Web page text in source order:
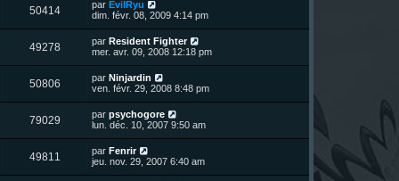
a
g
e
s
m
e
s
s
a
g
e
s
i
e
r
m
e
s
s
a
g
e
50414V
u
s
D
e
i
e
r
m
e
s
s
a
g
e
par EvilRyu
dim. févr. 08, 2009 4:14 pm
49278V
u
s
D
e
i
e
r
m
e
s
s
a
g
e
par Resident Fighter
mer. avr. 09, 2008 12:18 pm
50806V
u
D
e
i
e
r
m
e
s
par Ninjardin
ven. févr. 29, 2008 8:48 pm
79029V
u
D
e
i
e
r
par psychogore
lun. déc. 10, 2007 9:50 am
49811
D
e
par Fenrir
jeu. nov. 29, 2007 6:40 am